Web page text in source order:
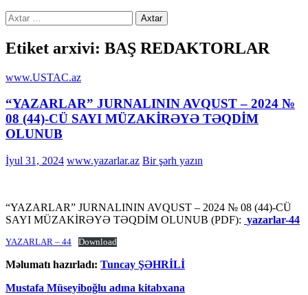
Axtarış:
Etiket arxivi: BAŞ REDAKTORLAR
www.USTAC.az
“YAZARLAR” JURNALININ AVQUST – 2024 №
08 (44)-CÜ SAYI MÜZAKİRƏYƏ TƏQDİM
OLUNUB
İyul 31, 2024 www.yazarlar.az Bir şərh yazın
“YAZARLAR” JURNALININ AVQUST – 2024 № 08 (44)-CÜ
SAYI MÜZAKİRƏYƏ TƏQDİM OLUNUB (PDF): yazarlar-44
YAZARLAR – 44 Download
Məlumatı hazırladı: Tuncay ŞƏHRİLİ
Mustafa Müseyiboğlu adına kitabxana